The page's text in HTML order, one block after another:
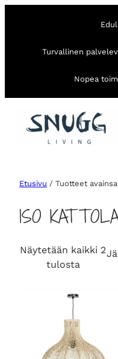
Turvallinen
Nopea
Etusivu / Tuotteet
ISO
Näytetään kaikki 2
tulostaS
e
d
b